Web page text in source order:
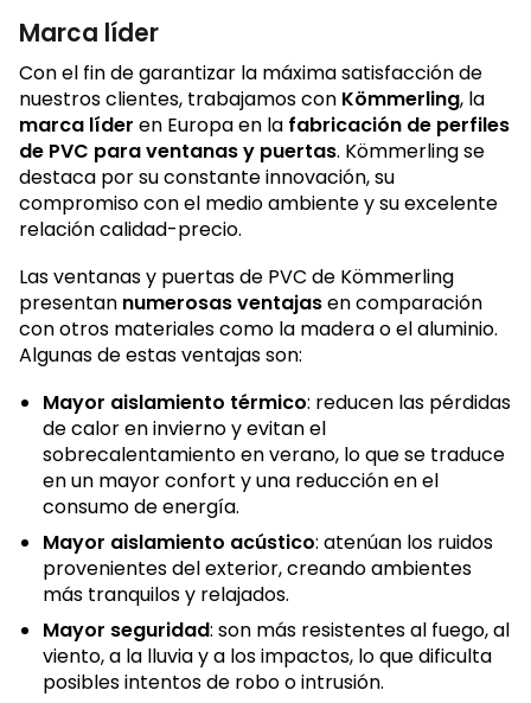
Marca líder
Con el fin de garantizar la máxima satisfacción de
nuestros clientes, trabajamos con Kömmerling, la
marca líder en Europa en la fabricación de perfiles
de PVC para ventanas y puertas. Kömmerling se
destaca por su constante innovación, su
compromiso con el medio ambiente y su excelente
relación calidad-precio.
Las ventanas y puertas de PVC de Kömmerling
presentan numerosas ventajasen comparación
con otros materiales como la madera o el aluminio.
Algunas de estas ventajas son:
Mayor aislamiento térmico: reducen las pérdidas
de calor en invierno y evitan el
sobrecalentamiento en verano, lo que se traduce
en un mayor confort y una reducción en el
consumo de energía.
Mayor aislamiento acústico: atenúan los ruidos
provenientes del exterior, creando ambientes
más tranquilos y relajados.
Mayor seguridad: son más resistentes al fuego, al
viento, a la lluvia y a los impactos, lo que dificulta
posibles intentos de robo o intrusión.